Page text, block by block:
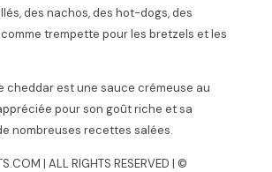
des nachos, des hot-dogs, des
trempette pour les bretzels et les
cheddar est une sauce crémeuse au
pour son goût riche et sa
nombreuses recettes salées.
| ALL RIGHTS RESERVED | ©